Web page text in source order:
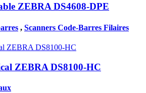
ZEBRA DS4608-DPE
, Scanners Code-Barres Filaires
ZEBRA DS8100-HC